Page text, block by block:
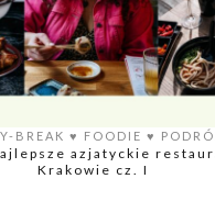
BREAK ♥️ FOODIE ♥️
azjatyckie
Krakowie cz. I